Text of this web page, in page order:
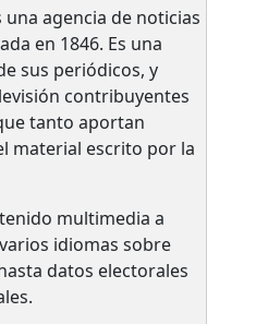
una agencia de noticias
en 1846. Es una
sus periódicos, y
contribuyentes
tanto aportan
material escrito por la
multimedia a
idiomas sobre
datos electorales